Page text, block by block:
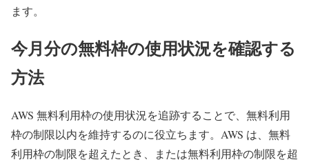
ます。
今月分の無料枠の使用状況を確認する
方法
AWS 無料利用枠の使用状況を追跡することで、無料利用
枠の制限以内を維持するのに役立ちます。AWS は、無料
利用枠の制限を超えたとき、または無料利用枠の制限を超